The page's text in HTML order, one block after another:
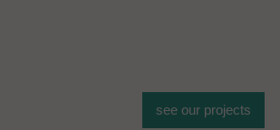
see our projects